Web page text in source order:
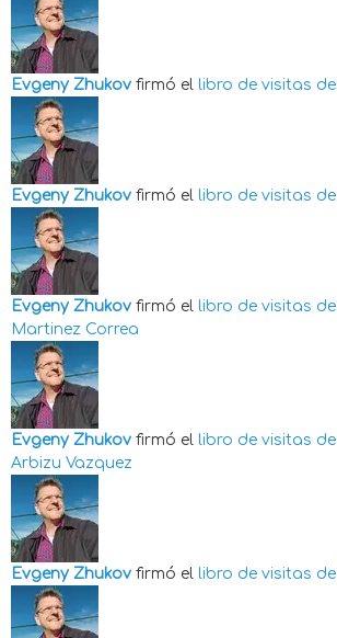
Evgeny Zhukov firmó el libro de visitas de
Evgeny Zhukov firmó el libro de visitas de
Evgeny Zhukov firmó el libro de visitas de
Martinez Correa
Evgeny Zhukov firmó el libro de visitas de
Arbizu Vazquez
Evgeny Zhukov firmó el libro de visitas de